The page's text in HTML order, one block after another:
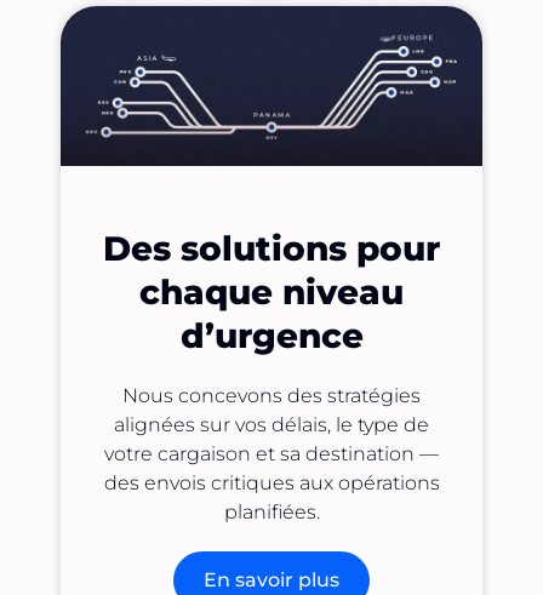
Des solutions pour
chaque niveau
d’urgence
Nous concevons des stratégies
alignées sur vos délais, le type de
votre cargaison et sa destination —
des envois critiques aux opérations
planifiées.
En savoir plus